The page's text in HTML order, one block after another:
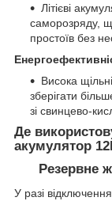
Літієві
саморозряду,
простоїв без
Висока
зберігати
зі свинцево-
Де
акумулятор
Резервне
У разі відключення